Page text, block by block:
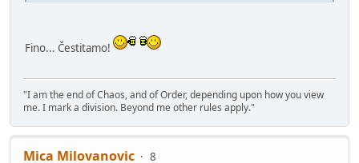
Fino... Čestitamo!
"I am the end of Chaos, and of Order, depending upon how you view
me. I mark a division. Beyond me other rules apply."
Mica Milovanovic
8